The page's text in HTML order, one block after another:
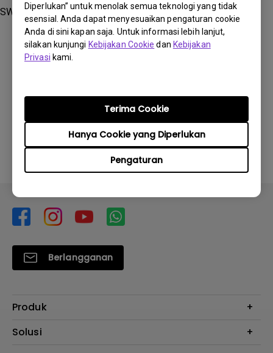
Diperlukan” untuk menolak semua teknologi yang tidak
esensial. Anda dapat menyesuaikan pengaturan cookie
Anda di sini kapan saja. Untuk informasi lebih lanjut,
silakan kunjungi Kebijakan Cookie dan Kebijakan
Privasi kami.
Pengaturan
Hanya Cookie yang Diperlukan
Terima Cookie
SW272Q, SW272U, SW320, SW321C
Berlangganan
Produk
Proyektor
Solusi